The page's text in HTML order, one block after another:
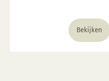
Bekijken